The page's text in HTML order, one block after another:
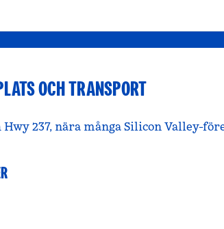
OCH TRANSPORT
237, nära många Silicon Valley-